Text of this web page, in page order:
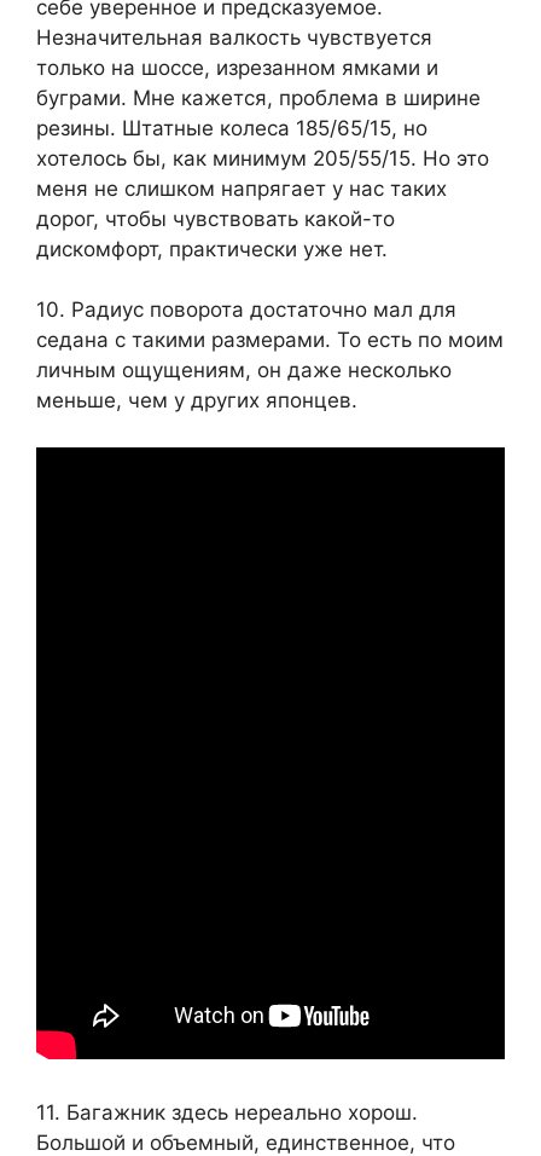
себе уверенное и предсказуемое.
Незначительная валкость чувствуется
только на шоссе, изрезанном ямками и
буграми. Мне кажется, проблема в ширине
резины. Штатные колеса 185/65/15, но
хотелось бы, как минимум 205/55/15. Но это
меня не слишком напрягает у нас таких
дорог, чтобы чувствовать какой-то
дискомфорт, практически уже нет.
10. Радиус поворота достаточно мал для
седана с такими размерами. То есть по моим
личным ощущениям, он даже несколько
меньше, чем у других японцев.
11. Багажник здесь нереально хорош.
Большой и объемный, единственное, что